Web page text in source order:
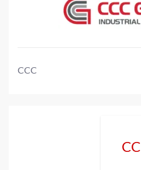
CCC
CC